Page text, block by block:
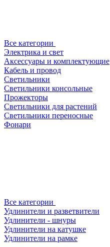
Все категории
Электрика и свет
Аксессуары и комплектующие
Кабель и провод
Светильники
Светильники консольные
Прожекторы
Светильники для растений
Светильники переносные
Фонари
Все категории
Удлинители и разветвители
Удлинители - шнуры
Удлинители на катушке
Удлинители на рамке